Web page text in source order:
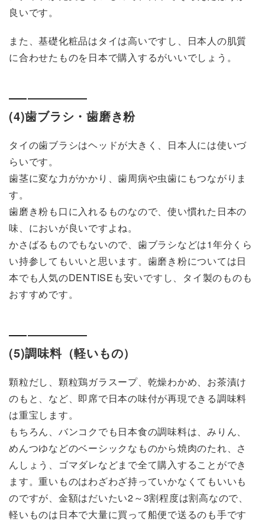
良いです。
また、基礎化粧品はタイは高いですし、日本人の肌質
に合わせたものを日本で購入するがいいでしょう。
(4)歯ブラシ・歯磨き粉
タイの歯ブラシはヘッドが大きく、日本人には使いづ
らいです。
歯茎に変な力がかかり、歯周病や虫歯にもつながりま
す。
歯磨き粉も口に入れるものなので、使い慣れた日本の
味、においが良いですよね。
かさばるものでもないので、歯ブラシなどは1年分くら
い持参してもいいと思います。歯磨き粉については日
本でも人気のDENTISEも安いですし、タイ製のものも
おすすめです。
(5)調味料（軽いもの）
顆粒だし、顆粒鶏ガラスープ、乾燥わかめ、お茶漬け
のもと、など、即席で日本の味付が再現できる調味料
は重宝します。
もちろん、バンコクでも日本食の調味料は、みりん、
めんつゆなどのベーシックなものから焼肉のたれ、さ
んしょう、ゴマダレなどまで全て購入することができ
ます。重いものはわざわざ持っていかなくてもいいも
のですが、金額はだいたい2～3割程度は割高なので、
軽いものは日本で大量に買って船便で送るのも手です